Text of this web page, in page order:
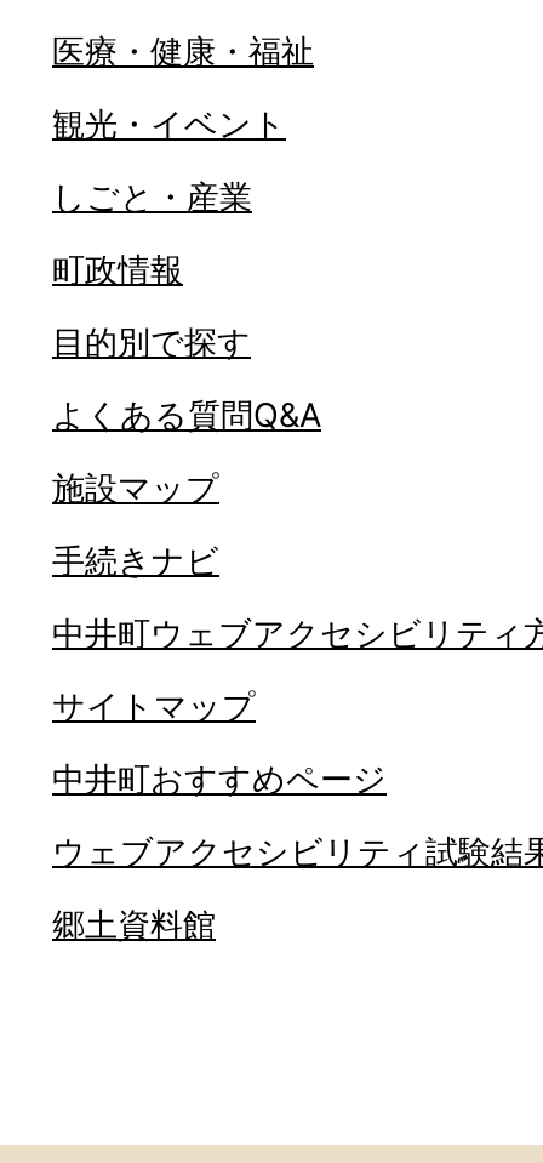
医療・健康・福祉
観光・イベント
しごと・産業
町政情報
目的別で探す
よくある質問Q&A
施設マップ
手続きナビ
中井町ウェブアクセシビリティ
サイトマップ
中井町おすすめページ
ウェブアクセシビリティ試験結
郷土資料館